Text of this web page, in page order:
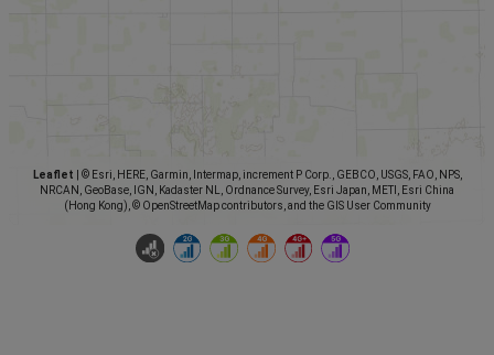
Leaflet
© Esri, HERE, Garmin, Intermap, increment P Corp., GEBCO, USGS, FAO, NPS,
NRCAN, GeoBase, IGN, Kadaster NL, Ordnance Survey, Esri Japan, METI, Esri China
(Hong Kong), © OpenStreetMap contributors, and the GIS User Community